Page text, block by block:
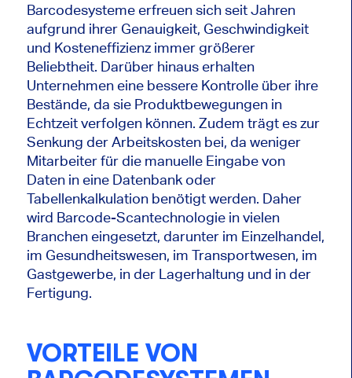
Barcodesysteme erfreuen sich seit Jahren
aufgrund ihrer Genauigkeit, Geschwindigkeit
und Kosteneffizienz immer größerer
Beliebtheit. Darüber hinaus erhalten
Unternehmen eine bessere Kontrolle über ihre
Bestände, da sie Produktbewegungen in
Echtzeit verfolgen können. Zudem trägt es zur
Senkung der Arbeitskosten bei, da weniger
Mitarbeiter für die manuelle Eingabe von
Daten in eine Datenbank oder
Tabellenkalkulation benötigt werden. Daher
wird Barcode-Scantechnologie in vielen
Branchen eingesetzt, darunter im Einzelhandel,
im Gesundheitswesen, im Transportwesen, im
Gastgewerbe, in der Lagerhaltung und in der
Fertigung.
VORTEILE VON